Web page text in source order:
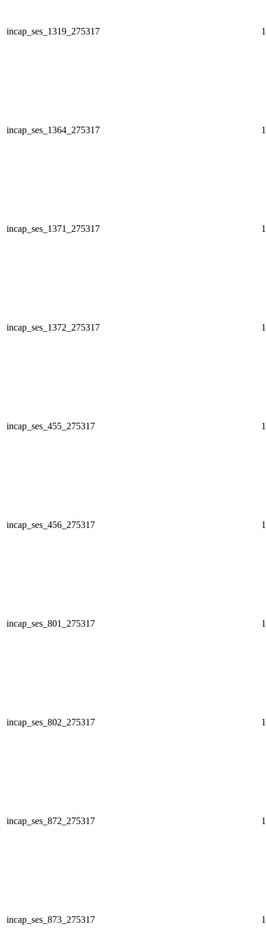
incap_ses_1319_275317
incap_ses_1364_275317
incap_ses_1371_275317
incap_ses_1372_275317
incap_ses_455_275317
incap_ses_456_275317
incap_ses_801_275317
incap_ses_802_275317
incap_ses_872_275317
incap_ses_873_275317